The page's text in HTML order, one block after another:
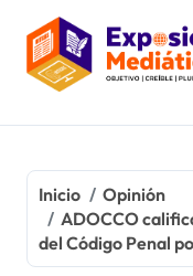
contenido
Inicio
Opinión
ADOCCO
del Código Penal